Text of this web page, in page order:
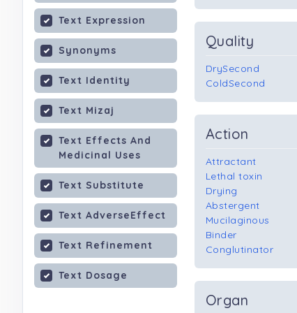
Text Expression
Synonyms
Text Identity
Text Mizaj
Text Effects And
Medicinal Uses
Text Substitute
Text AdverseEffect
Text Refinement
Text Dosage
Quality
DrySecond
ColdSecond
Action
Attractant
Lethal toxin
Drying
Abstergent
Mucilaginous
Binder
Conglutinator
Organ